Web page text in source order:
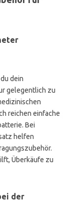
dein
gelegentlich zu
reichen einfache
Bei
helfen
Überkäufe zu
der